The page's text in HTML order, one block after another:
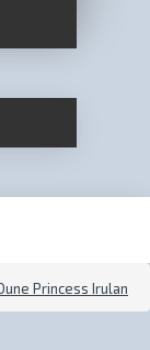
Princess Irulan